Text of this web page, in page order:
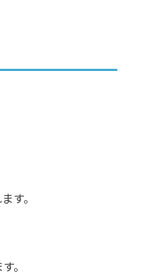
す。
。